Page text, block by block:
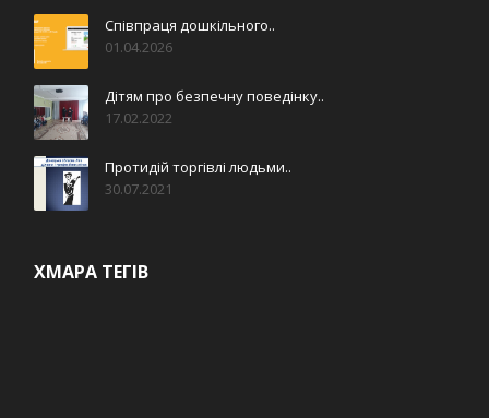
Співпраця дошкільного..
01.04.2026
Дітям про безпечну поведінку..
17.02.2022
Протидій торгівлі людьми..
30.07.2021
ХМАРА ТЕГІВ